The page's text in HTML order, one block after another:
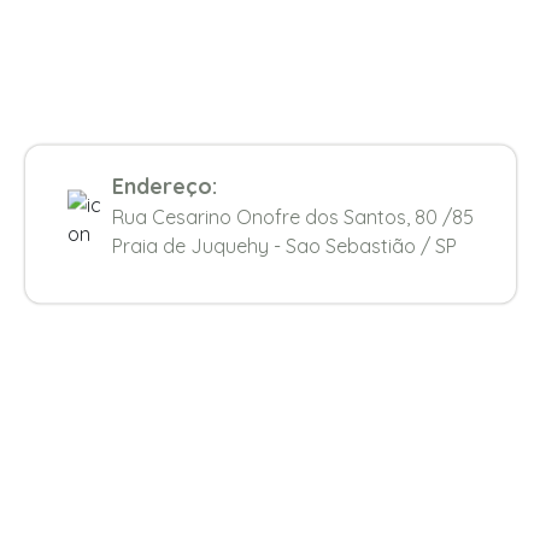
Endereço:
Rua Cesarino Onofre dos Santos, 80 /85
Praia de Juquehy - Sao Sebastião / SP